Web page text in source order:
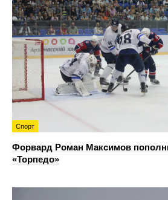
Спорт
Форвард Роман Максимов
«Торпедо»